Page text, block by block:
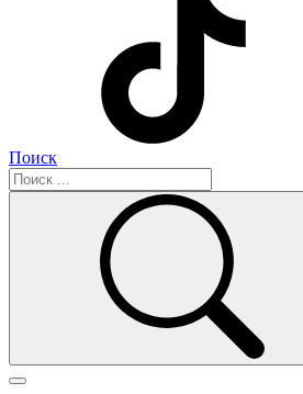
Поиск